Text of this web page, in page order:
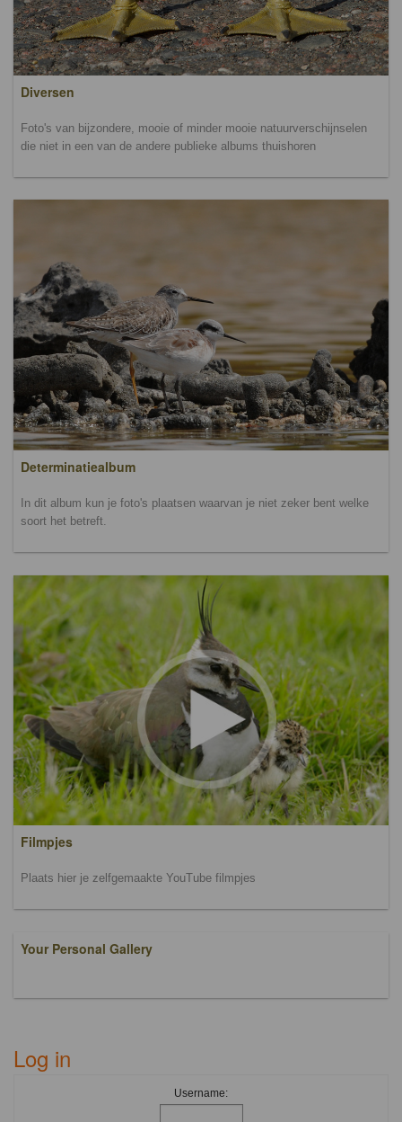
Diversen
Foto's van bijzondere, mooie of minder mooie natuurverschijnselen
die niet in een van de andere publieke albums thuishoren
Determinatiealbum
In dit album kun je foto's plaatsen waarvan je niet zeker bent welke
soort het betreft.
Filmpjes
Plaats hier je zelfgemaakte YouTube filmpjes
Your Personal Gallery
Log in
Username: